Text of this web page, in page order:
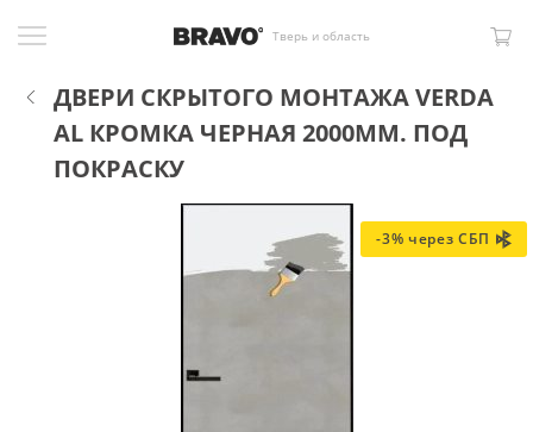
Тверь и область
ДВЕРИ СКРЫТОГО МОНТАЖА VERDA
AL КРОМКА ЧЕРНАЯ 2000ММ. ПОД
ПОКРАСКУ
-3% через СБП